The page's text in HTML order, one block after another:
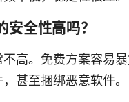
安全性高吗？
不高。免费方案容易
甚至捆绑恶意软件。